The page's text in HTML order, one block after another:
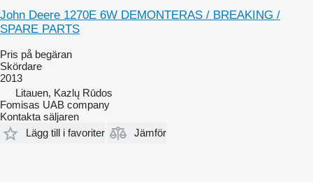
John Deere 1270E 6W DEMONTERAS / BREAKING /
SPARE PARTS
Pris på begäran
Skördare
2013
Litauen, Kazlų Rūdos
Fomisas UAB company
Kontakta säljaren
Lägg till i favoriter
Jämför